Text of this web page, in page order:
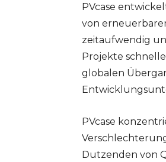
PVcase
von
zeitaufwendig
Projekte
globalen
PVcase
Dutzenden von